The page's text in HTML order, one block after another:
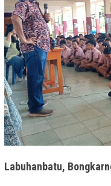
Labuhanbatu,